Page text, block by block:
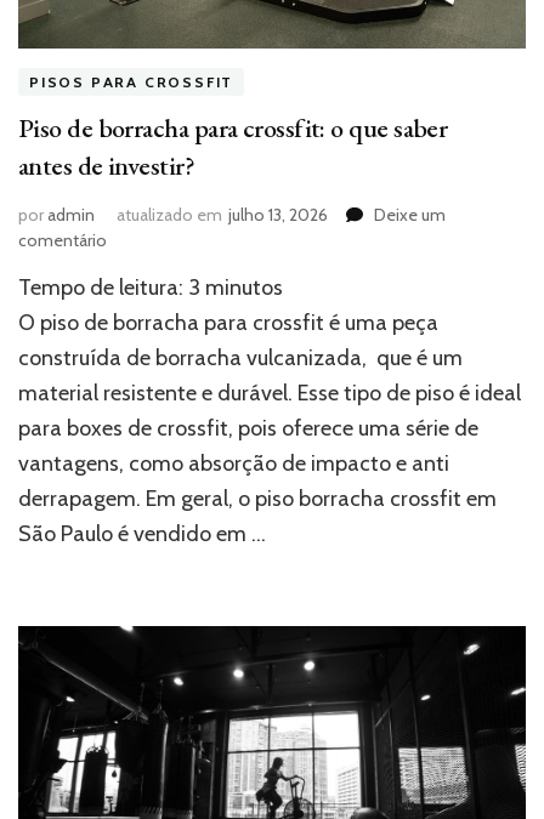
PISOS PARA CROSSFIT
Piso de borracha para crossfit: o que saber
antes de investir?
poradmin atualizado em julho 13, 2026
Deixe um
comentário
de
borracha
crossfit:
o
saber
antes
de
investir?
Tempo de leitura: 3 minutos
O piso de borracha para crossfit é uma peça
construída de borracha vulcanizada, que é um
material resistente e durável. Esse tipo de piso é ideal
para boxes de crossfit, pois oferece uma série de
vantagens, como absorção de impacto e anti
derrapagem. Em geral, o piso borracha crossfit em
São Paulo é vendido em …